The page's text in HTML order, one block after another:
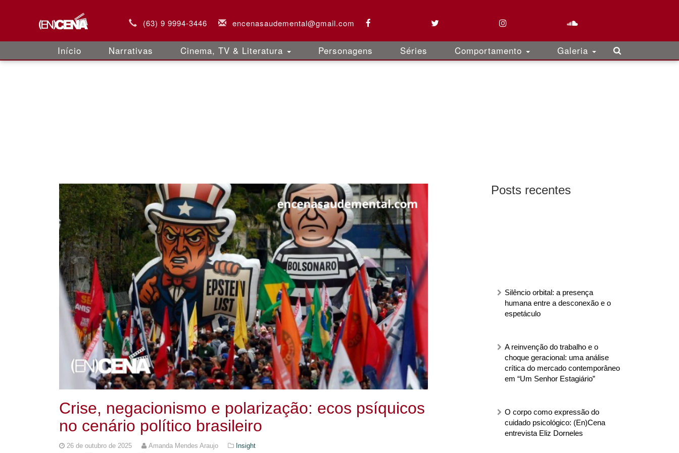
(63) 9 9994-3446 encenasaudemental@gmail.com
Início Narrativas Cinema, TV & Literatura Personagens Séries Comportamento Galeria
Posts recentes
Silêncio orbital: a presença
humana entre a desconexão e o
espetáculo
A reinvenção do trabalho e o
choque geracional: uma análise
crítica do mercado contemporâneo
em “Um Senhor Estagiário”
O corpo como expressão do
cuidado psicológico: (En)Cena
entrevista Eliz Dorneles
Crise, negacionismo e polarização: ecos psíquicos
no cenário político brasileiro
26 de outubro de 2025 Amanda Mendes Araujo Insight